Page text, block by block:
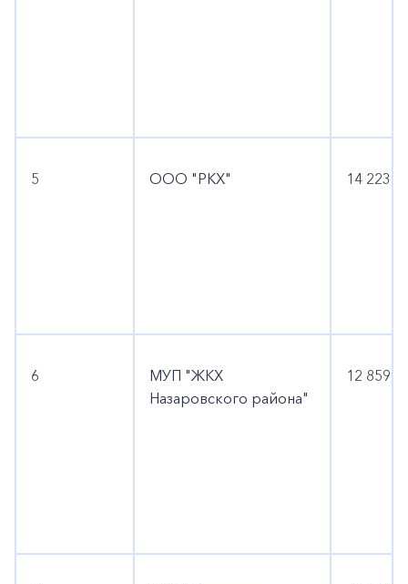
5 ООО "РКХ" 14 223,5
6
МУП "ЖКХ
Назаровского района"
12 859,7